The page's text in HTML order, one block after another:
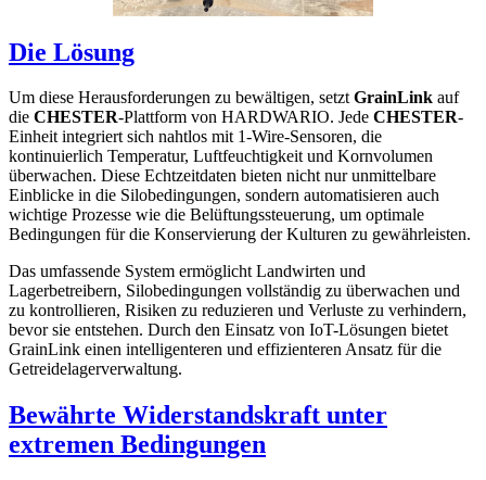
Die Lösung
Um diese Herausforderungen zu bewältigen, setztGrainLink auf
die CHESTER-Plattform von HARDWARIO. Jede CHESTER-
Einheit integriert sich nahtlos mit 1-Wire-Sensoren, die
kontinuierlich Temperatur, Luftfeuchtigkeit und Kornvolumen
überwachen. Diese Echtzeitdaten bieten nicht nur unmittelbare
Einblicke in die Silobedingungen, sondern automatisieren auch
wichtige Prozesse wie die Belüftungssteuerung, um optimale
Bedingungen für die Konservierung der Kulturen zu gewährleisten.
Das umfassende System ermöglicht Landwirten und
Lagerbetreibern, Silobedingungen vollständig zu überwachen und
zu kontrollieren, Risiken zu reduzieren und Verluste zu verhindern,
bevor sie entstehen. Durch den Einsatz von IoT-Lösungen bietet
GrainLink einen intelligenteren und effizienteren Ansatz für die
Getreidelagerverwaltung.
Bewährte Widerstandskraft unter
extremen Bedingungen